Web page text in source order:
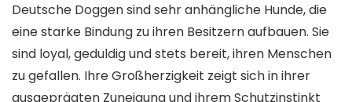
Deutsche Doggen sind sehr anhängliche Hunde, die
eine starke Bindung zu ihren Besitzern aufbauen. Sie
sind loyal, geduldig und stets bereit, ihren Menschen
zu gefallen. Ihre Großherzigkeit zeigt sich in ihrer
ausgeprägten Zuneigung und ihrem Schutzinstinkt